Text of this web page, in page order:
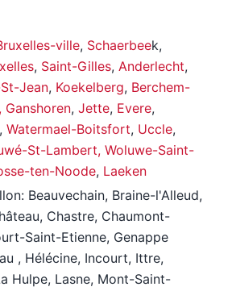
ville, Schaerbeek,
, Saint-Gilles, Anderlecht,
Jean, Koekelberg, Berchem-
Ganshoren, Jette, Evere,
, Watermael-Boitsfort, Uccle,
St-Lambert, Woluwe-Saint-
ten-Noode, Laeken
Beauvechain, Braine-l'Alleud,
Chastre, Chaumont-
Saint-Etienne, Genappe
, Hélécine, Incourt, Ittre,
Hulpe, Lasne, Mont-Saint-